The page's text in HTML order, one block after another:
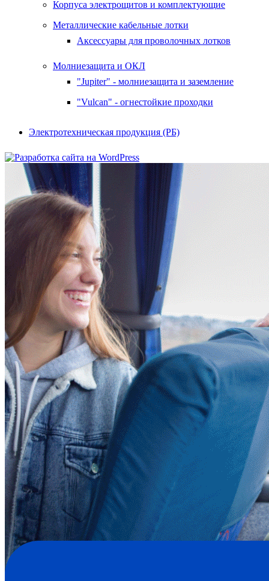
Корпуса электрощитов и комплектующие
Металлические кабельные лотки
Аксессуары для проволочных лотков
Молниезащита и ОКЛ
"Jupiter" - молниезащита и заземление
"Vulcan" - огнестойкие проходки
Электротехническая продукция (РБ)